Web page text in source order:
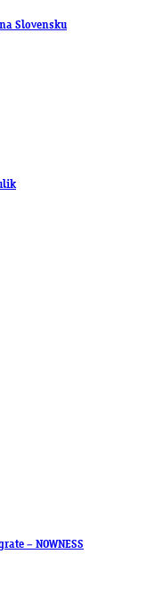
Slovensku
– NOWNESS